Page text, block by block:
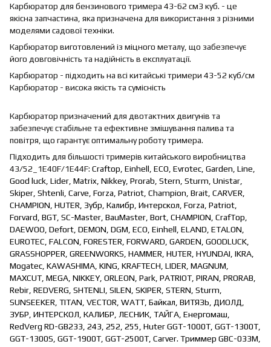
Карбюратор для бензинового тримера 43-62 см3 куб. - це
якісна запчастина, яка призначена для використання з різними
моделями садової техніки.
Карбюратор виготовлений із міцного металу, що забезпечує
його довговічність та надійність в експлуатації.
Карбюратор - підходить на всі китайські тримери 43-52 куб/см
Карбюратор - висока якість та сумісність
Карбюратор призначений для двотактних двигунів та
забезпечує стабільне та ефективне змішування палива та
повітря, що гарантує оптимальну роботу тримера.
Підходить для більшості тримерів китайського виробництва
43/52_1E40F/1E44F: Craftop, Einhell, ECO, Evrotec, Garden, Line,
Good luck, Lider, Matrix, Nikkey, Prorab, Stern, Sturm, Unistar,
Skiper, Shtenli, Carve, Forza, Patriot, Champion, Brait, CARVER,
CHAMPION, HUTER, Зубр, Калибр, Интерскол, Forza, Patriot,
Forvard, BGT, SC-Master, BauMaster, Bort, CHAMPION, CrafTop,
DAEWOO, Defort, DEMON, DGM, ECO, Einhell, ELAND, ETALON,
EUROTEC, FALCON, FORESTER, FORWARD, GARDEN, GOODLUCK,
GRASSHOPPER, GREENWORKS, HAMMER, HUTER, HYUNDAI, IKRA,
Mogatec, KAWASHIMA, KING, KRAFTECH, LIDER, MAGNUM,
MAXCUT, MEGA, NIKKEY, ORLEON, Park, PATRIOT, PIRAN, PRORAB,
Rebir, REDVERG, SHTENLI, SILEN, SKIPER, STERN, Sturm,
SUNSEEKER, TITAN, VECTOR, WATT, Байкал, ВИТЯЗЬ, ДИОЛД,
ЗУБР, ИНТЕРСКОЛ, КАЛИБР, ЛЕСНИК, ТАЙГА, Енергомаш,
RedVerg RD-GB233, 243, 252, 255, Huter GGT-1000T, GGT-1300T,
GGT-1300S, GGT-1900T, GGT-2500T, Carver. Триммер GBC-033M,